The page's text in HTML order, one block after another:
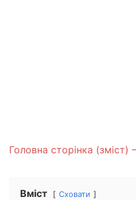
Головна сторінка (зміст)
Вміст Сховати